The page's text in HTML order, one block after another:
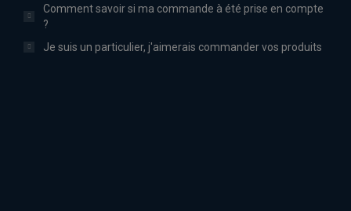
Comment savoir si ma commande à été prise en compte
?
Je suis un particulier, j'aimerais commander vos produits